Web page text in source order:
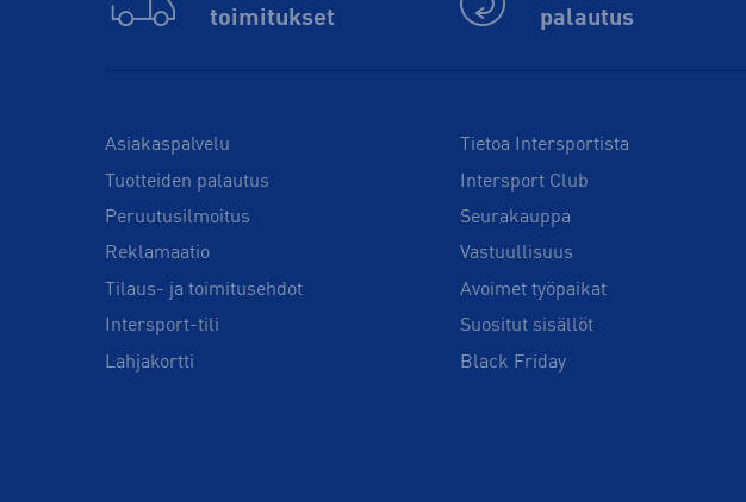
toimitukset
palautus
Asiakaspalvelu
Tuotteiden palautus
Peruutusilmoitus
Reklamaatio
Tilaus- ja toimitusehdot
Intersport-tili
Lahjakortti
Tietoa Intersportista
Intersport Club
Seurakauppa
Vastuullisuus
Avoimet työpaikat
Suositut sisällöt
Black Friday